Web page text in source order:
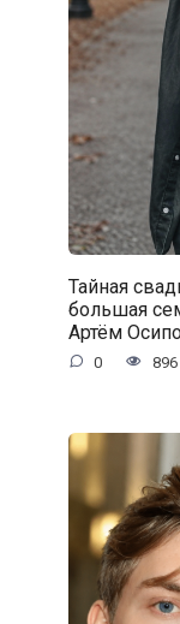
Тайная
большая
Артём
0 896